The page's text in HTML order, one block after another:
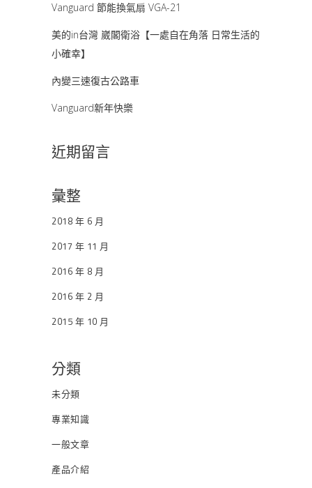
Vanguard 節能換氣扇 VGA-21
美的in台灣 崴閣衛浴【一處自在角落 日常生活的
小確幸】
內變三速復古公路車
Vanguard新年快樂
近期留言
彙整
2018 年 6 月
2017 年 11 月
2016 年 8 月
2016 年 2 月
2015 年 10 月
分類
未分類
專業知識
一般文章
產品介紹